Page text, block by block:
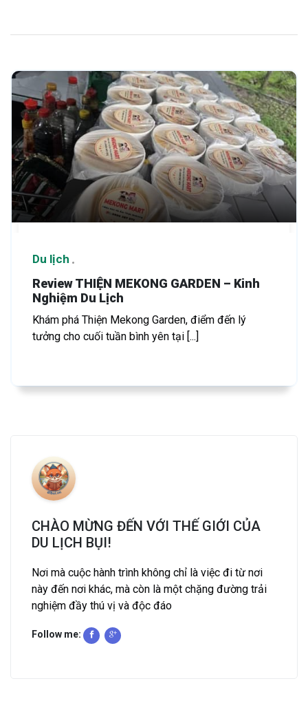
Du lịch
Review THIỆN MEKONG GARDEN – Kinh
Nghiệm Du Lịch
Khám phá Thiện Mekong Garden, điểm đến lý
tưởng cho cuối tuần bình yên tại [...]
CHÀO MỪNG ĐẾN VỚI THẾ GIỚI CỦA
DU LỊCH BỤI!
Nơi mà cuộc hành trình không chỉ là việc đi từ nơi
này đến nơi khác, mà còn là một chặng đường trải
nghiệm đầy thú vị và độc đáo
Follow me: